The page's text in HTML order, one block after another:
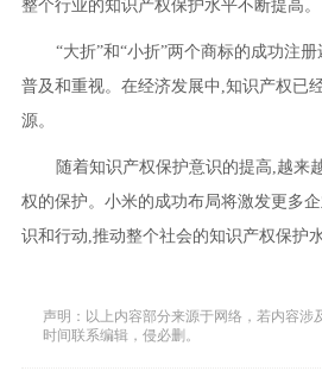
整个行业的知识产权保护水平不断提高。
“大折”和“小折”两个商标的成功注
普及和重视。在经济发展中,知识产权已
源。
随着知识产权保护意识的提高,越来
权的保护。小米的成功布局将激发更多
识和行动,推动整个社会的知识产权保护
声明：以上内容部分来源于网络，若内容涉
时间联系编辑，侵必删。